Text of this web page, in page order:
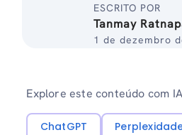
ESCRITO POR
Tanmay
1 de dezembro
Explore este conteúdo com
ChatGPT